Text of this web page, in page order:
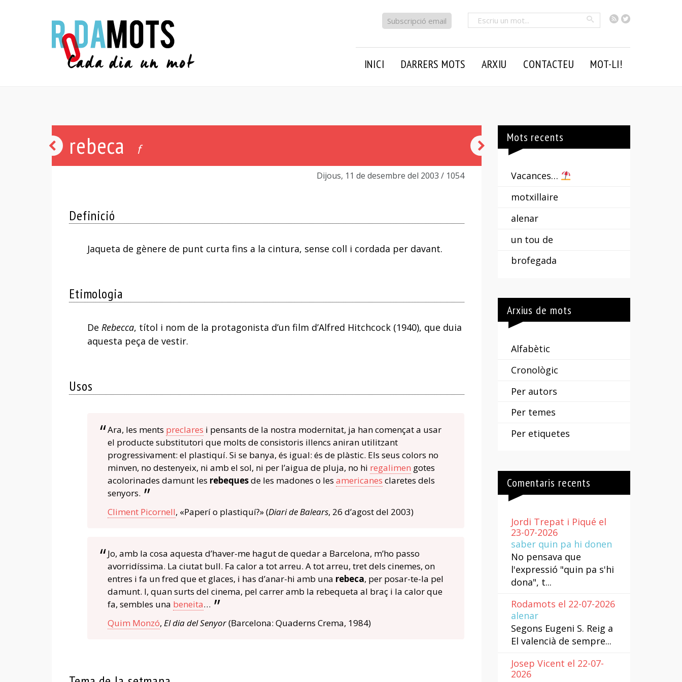
RSSTwitter
Cercar
Subscripció email
INICI DARRERS MOTS ARXIU CONTACTEU MOT-LI!
rebeca f
Dijous, 11 de desembre del 2003 / 1054
Definició
Jaqueta de gènere de punt curta fins a la cintura, sense coll i cordada per davant.
Etimologia
De Rebecca, títol i nom de la protagonista d’un film d’Alfred Hitchcock (1940), que duia
aquesta peça de vestir.
Usos
Ara, les ments preclares i pensants de la nostra modernitat, ja han començat a usar
el producte substitutori que molts de consistoris illencs aniran utilitzant
progressivament: el plastiquí. Si se banya, és igual: és de plàstic. Els seus colors no
minven, no destenyeix, ni amb el sol, ni per l’aigua de pluja, no hi regalimen gotes
acolorinades damunt les rebequesde les madones o les americanes claretes dels
senyors.
Climent Picornell, «Paperí o plastiquí?» (Diari de Balears, 26 d’agost del 2003)
Jo, amb la cosa aquesta d’haver-me hagut de quedar a Barcelona, m’ho passo
avorridíssima. La ciutat bull. Fa calor a tot arreu. A tot arreu, tret dels cinemes, on
entres i fa un fred que et glaces, i has d’anar-hi amb una rebeca, per posar-te-la pel
damunt. I, quan surts del cinema, pel carrer amb la rebequeta al braç i la calor que
fa, sembles una beneita…
Quim Monzó, El dia del Senyor(Barcelona: Quaderns Crema, 1984)
galimaties mandarí
Mots recents
Vacances…
motxillaire
alenar
un tou de
brofegada
Arxius de mots
Alfabètic
Cronològic
Per autors
Per temes
Per etiquetes
Comentaris recents
Jordi Trepat i Piqué el
23-07-2026
saber quin pa hi donen
No pensava que
l'expressió "quin pa s'hi
dona", t...
Rodamots el 22-07-2026
alenar
Segons Eugeni S. Reig a
El valencià de sempre...
Josep Vicent el 22-07-
2026